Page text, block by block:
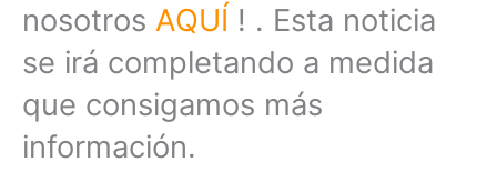
nosotros AQUÍ ! . Esta noticia
se irá completando a medida
que consigamos más
información.